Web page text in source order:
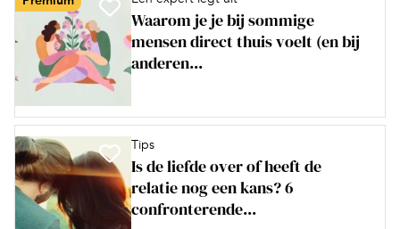
Waarom je je bij sommige
mensen direct thuis voelt (en bij
anderen...
Tips
Is de liefde over of heeft de
relatie nog een kans? 6
confronterende...